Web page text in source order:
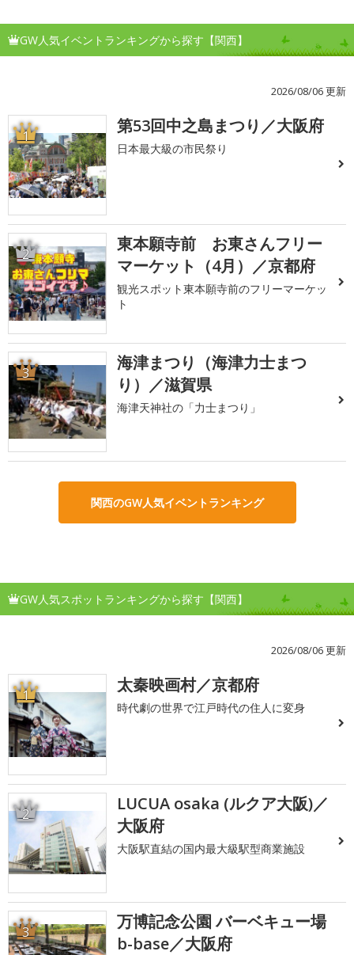
GW人気イベントランキングから探す【関西】
2026/08/06 更新
1 第53回中之島まつり／大阪府
日本最大級の市民祭り
2
東本願寺前 お東さんフリー
マーケット（4月）／京都府
観光スポット東本願寺前のフリーマーケッ
ト
3
海津まつり（海津力士まつ
り）／滋賀県
海津天神社の「力士まつり」
関西のGW人気イベントランキング
GW人気スポットランキングから探す【関西】
2026/08/06 更新
1 太秦映画村／京都府
時代劇の世界で江戸時代の住人に変身
2
LUCUA osaka (ルクア大阪)／
大阪府
大阪駅直結の国内最大級駅型商業施設
3
万博記念公園 バーベキュー場
b-base／大阪府